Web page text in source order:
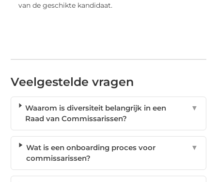
van de geschikte kandidaat.
Veelgestelde vragen
Waarom is diversiteit belangrijk in een
Raad van Commissarissen?
▼
Wat is een onboarding proces voor
commissarissen?
▼